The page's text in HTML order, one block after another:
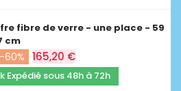
fibre de verre - une place - 59
cm
-60% 165,20 €
Expédié sous 48h à 72h